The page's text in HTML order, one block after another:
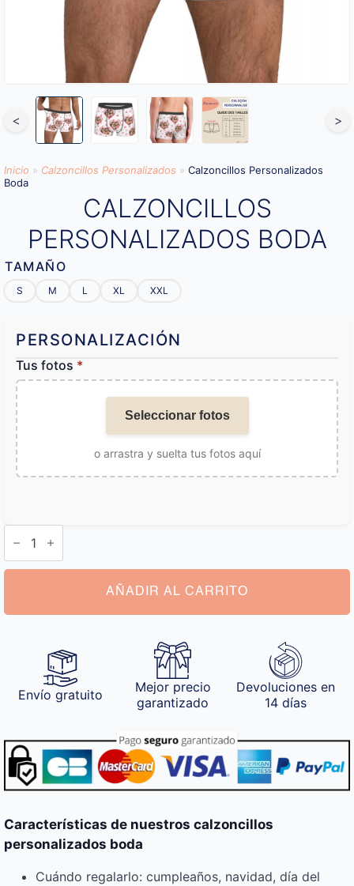
< >
Inicio » Calzoncillos Personalizados » Calzoncillos Personalizados
Boda
CALZONCILLOS
PERSONALIZADOS BODA
TAMAÑO
S M L XL XXL
PERSONALIZACIÓN
Tus fotos *
Seleccionar fotos
o arrastra y suelta tus fotos aquí
Calzoncillos
Personalizados
Boda
cantidad
AÑADIR AL CARRITO
Envío gratuito
Mejor precio
garantizado
Devoluciones en
14 días
Características de nuestros calzoncillos
personalizados boda
Cuándo regalarlo: cumpleaños, navidad, día del